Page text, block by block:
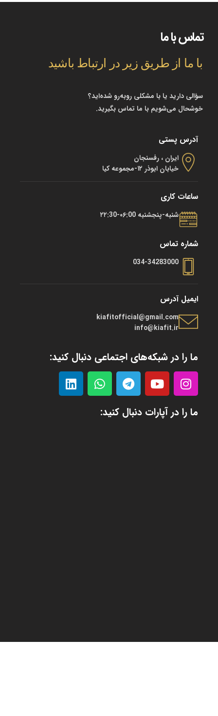
تماس با ما
با ما از طریق زیر در ارتباط باشید
سؤالی دارید یا با مشکلی روبه‌رو شده‌اید؟
خوشحال می‌شویم با ما تماس بگیرید.
آدرس پستی
ایران ، رفسنجان
خیابان ابوذر ۱۲-مجموعه کیا
ساعات کاری
شنبه-پنجشنبه ۰۶:00-۲۲:30
شماره تماس
034-34283000
ایمیل آدرس
kiafitofficial@gmail.com
info@kiafit.ir
ما را در شبکه‌های اجتماعی دنبال کنید:
ما را در آپارات دنبال کنید: